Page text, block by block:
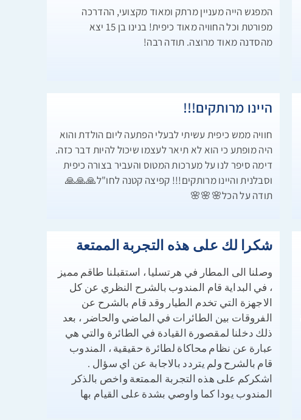
המפגש הייה מעניין מרתק ומאוד מקצועי, ההדרכה
מפורטת וכל החוויה מאוד כיפית! בנינו בן 15 יצא
מהסדנה מאוד מרוצה. תודה רבה!
היינו מרותקים!!!
חוויה ממש כיפית עשיתי לבעלי הפתעה ליום הולדת והוא
היה מופתע כי הוא לא תיאר לעצמו שיכול להיות דבר כזה.
דימה סיפר לנו על מערכות המטוס והעביר בצורה כיפית
וסבלנית והיינו מרותקים!!! קפיצה קטנה לחו"ל🙏🙏🙏
תודה על הכל🌸🌸🌸
شكرا لك على هذه التجربة الممتعة
وصلنا الى المطار في هرتسليا ، استقبلنا طاقم مميز
، في البداية قام المندوب بالشرح النظري عن كل
الاجهزة التي تخدم الطيار وقد قام بالشرح عن
الفروقات بين الطائرات في الماضي والحاضر ، بعد
ذلك دخلنا لمقصورة القيادة في الطائرة والتي هي
عبارة عن نظام محاكاة لطائرة حقيقية ، المندوب
قام بالشرح ولم يتردد بالاجابة عن اي سؤال .
اشكركم على هذه التجربة الممتعة واخص بالذكر
المندوب يودا كما واوصي بشدة على القيام بها